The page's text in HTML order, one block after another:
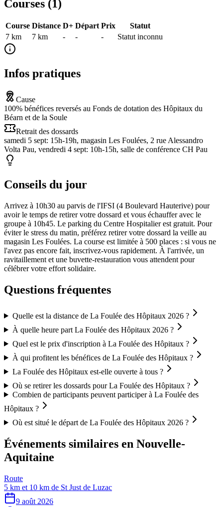
Courses (1)
Course Distance D+ Départ Prix
Statut
7 km
7 km - - - Statut inconnu
Infos pratiques
Cause
100% bénéfices reversés au Fonds de dotation des Hôpitaux du
Béarn et de la Soule
Retrait des dossards
samedi 5 sept: 15h-19h, magasin Les Foulées, 2 rue Alessandro
Volta Pau, vendredi 4 sept: 10h-15h, salle de conférence CH Pau
Conseils du jour
Arrivez à 10h30 au parvis de l'IFSI (4 Boulevard Hauterive) pour
avoir le temps de retirer votre dossard et vous échauffer avec le
groupe à 10h45. Le parking du Centre Hospitalier est gratuit. Pour
éviter le stress du matin, préférez retirer votre dossard la veille au
magasin Les Foulées. La course est limitée à 500 places : si vous ne
l'avez pas encore fait, inscrivez-vous rapidement. À l'arrivée, un
ravitaillement et une buvette-restauration vous attendent pour
célébrer votre effort solidaire.
Questions fréquentes
Quelle est la distance de La Foulée des Hôpitaux 2026 ?
À quelle heure part La Foulée des Hôpitaux 2026 ?
Quel est le prix d'inscription à La Foulée des Hôpitaux ?
À qui profitent les bénéfices de La Foulée des Hôpitaux ?
La Foulée des Hôpitaux est-elle ouverte à tous ?
Où se retirer les dossards pour La Foulée des Hôpitaux ?
Combien de participants peuvent participer à La Foulée des
Hôpitaux ?
Où est situé le départ de La Foulée des Hôpitaux 2026 ?
Événements similaires en Nouvelle-
Aquitaine
Route
5 km et 10 km de St Just de Luzac
9 août 2026